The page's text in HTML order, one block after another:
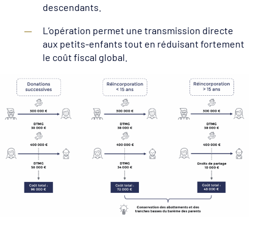
descendants.
L’opération permet une transmission directe
aux petits-enfants tout en réduisant fortement
le coût fiscal global.